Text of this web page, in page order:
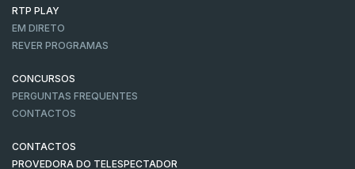
RTP PLAY
EM DIRETO
REVER PROGRAMAS
CONCURSOS
PERGUNTAS FREQUENTES
CONTACTOS
CONTACTOS
PROVEDORA DO TELESPECTADOR